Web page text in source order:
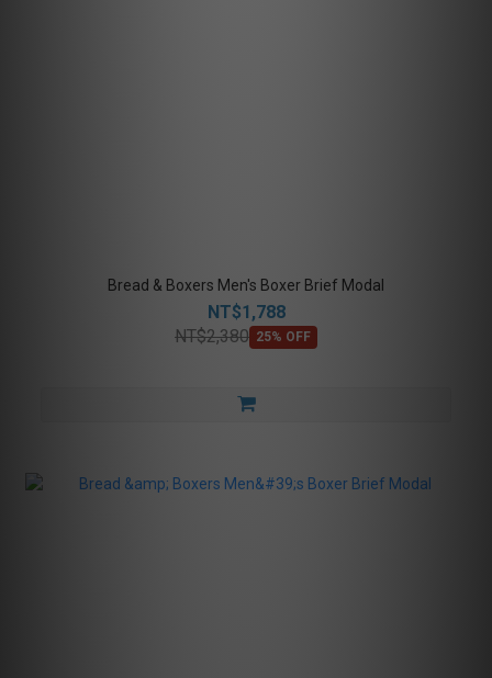
Bread & Boxers Men's Boxer Brief Modal
NT$1,788
NT$2,380 25% OFF